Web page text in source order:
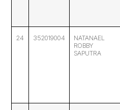
24 352019004
NATANAEL
ROBBY
SAPUTRA